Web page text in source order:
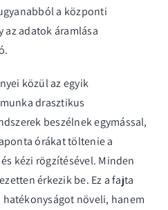
a központi
adatok áramlása
közül az egyik
drasztikus
beszélnek egymással,
órákat töltenie a
kézi rögzítésével. Minden
érkezik be. Ez a fajta
növeli, hanem